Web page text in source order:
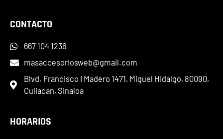
CONTACTO
667 104 1236
masaccesoriosweb@gmail.com
Blvd. Francisco I Madero 1471, Miguel Hidalgo, 80090,
Culiacan, Sinaloa
HORARIOS